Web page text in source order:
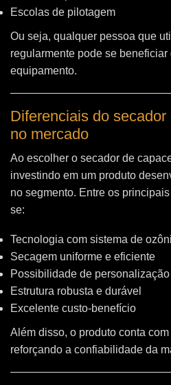
Escolas de pilotagem
Ou seja, qualquer pessoa que
regularmente pode se
equipamento.
Diferenciais do
no mercado
Ao escolher o secador de
investindo em um produto
no segmento. Entre os
se:
Tecnologia com sistema de
Secagem uniforme e eficiente
Possibilidade de personalização
Estrutura robusta e durável
Excelente custo-benefício
Além disso, o produto conta
reforçando a confiabilidade da